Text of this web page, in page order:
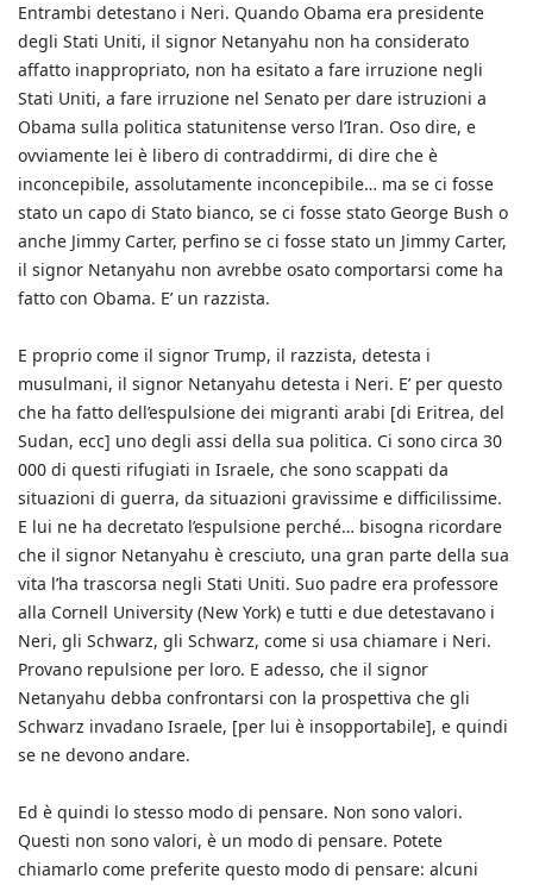
Entrambi detestano i Neri. Quando Obama era presidente
degli Stati Uniti, il signor Netanyahu non ha considerato
affatto inappropriato, non ha esitato a fare irruzione negli
Stati Uniti, a fare irruzione nel Senato per dare istruzioni a
Obama sulla politica statunitense verso l’Iran. Oso dire, e
ovviamente lei è libero di contraddirmi, di dire che è
inconcepibile, assolutamente inconcepibile… ma se ci fosse
stato un capo di Stato bianco, se ci fosse stato George Bush o
anche Jimmy Carter, perfino se ci fosse stato un Jimmy Carter,
il signor Netanyahu non avrebbe osato comportarsi come ha
fatto con Obama. E’ un razzista.
E proprio come il signor Trump, il razzista, detesta i
musulmani, il signor Netanyahu detesta i Neri. E’ per questo
che ha fatto dell’espulsione dei migranti arabi [di Eritrea, del
Sudan, ecc] uno degli assi della sua politica. Ci sono circa 30
000 di questi rifugiati in Israele, che sono scappati da
situazioni di guerra, da situazioni gravissime e difficilissime.
E lui ne ha decretato l’espulsione perché… bisogna ricordare
che il signor Netanyahu è cresciuto, una gran parte della sua
vita l’ha trascorsa negli Stati Uniti. Suo padre era professore
alla Cornell University (New York) e tutti e due detestavano i
Neri, gli Schwarz, gli Schwarz, come si usa chiamare i Neri.
Provano repulsione per loro. E adesso, che il signor
Netanyahu debba confrontarsi con la prospettiva che gli
Schwarz invadano Israele, [per lui è insopportabile], e quindi
se ne devono andare.
Ed è quindi lo stesso modo di pensare. Non sono valori.
Questi non sono valori, è un modo di pensare. Potete
chiamarlo come preferite questo modo di pensare: alcuni